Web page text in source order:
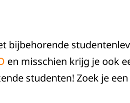
bijbehorende
en misschien krijg je ook
studenten! Zoek je